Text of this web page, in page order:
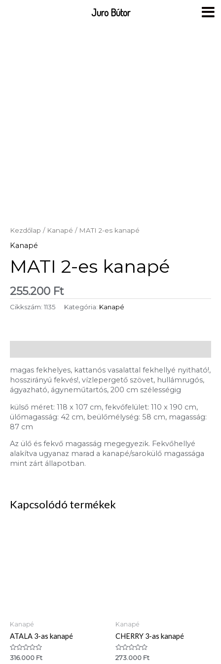
Kezdőlap / Kanapé / MATI 2-es kanapé
Kanapé
MATI 2-es kanapé
255.200 Ft
Cikkszám: 1135 Kategória: Kanapé
magas fekhelyes, kattanós vasalattal fekhellyé nyitható!,
hosszirányú fekvés!, vízlepergető szövet, hullámrugós,
ágyazható, ágyneműtartós, 200 cm szélességig
külső méret: 118 x 107 cm, fekvőfelület: 110 x 190 cm,
ülőmagasság: 42 cm, beülőmélység: 58 cm, magasság:
87 cm
Az ülő és fekvő magasság megegyezik. Fekvőhellyé
alakítva ugyanaz marad a kanapé/sarokülő magassága
mint zárt állapotban.
Kapcsolódó termékek
Kanapé
ATALA 3-as kanapé
Értékelés:
0
316.000 Ft
Kanapé
CHERRY 3-as kanapé
Értékelés:
0
273.000 Ft
Juro Bútor